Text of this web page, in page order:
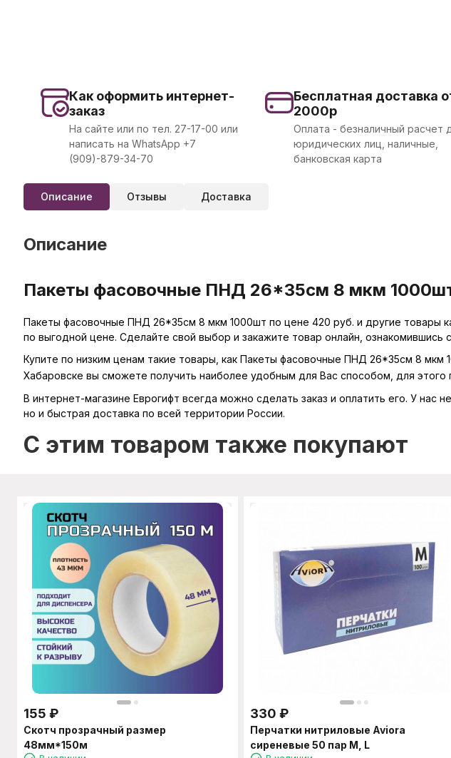
Как оформить интернет-
заказ
На сайте или по тел. 27-17-00 или
написать на WhatsApp +7
(909)-879-34-70
Бесплатная доставка
2000р
Оплата - безналичный расчет
юридических лиц, наличные,
банковская карта
Описание Отзывы Доставка
Описание
Пакеты фасовочные ПНД 26*35см 8 мкм 1000шт
Пакеты фасовочные ПНД 26*35см 8 мкм 1000шт по цене 420 руб. и другие товары
по выгодной цене. Сделайте свой выбор и закажите товар онлайн,
Купите по низким ценам такие товары, как Пакеты фасовочные ПНД 26*35см 8 мкм
Хабаровске вы сможете получить наиболее удобным для Вас способом, для
В интернет-магазине Еврогифт всегда можно сделать заказ и оплатить его. У
но и быстрая доставка по всей территории России.
C этим товаром также покупают
155 ₽
Скотч прозрачный размер
48мм*150м
330 ₽
Перчатки нитриловые Aviora
сиреневые 50 пар M, L